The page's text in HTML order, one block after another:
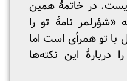
در خاتمۀ همین
نامۀ تو را
با تو همرأی است اما
دربارۀ این نکته‌ها